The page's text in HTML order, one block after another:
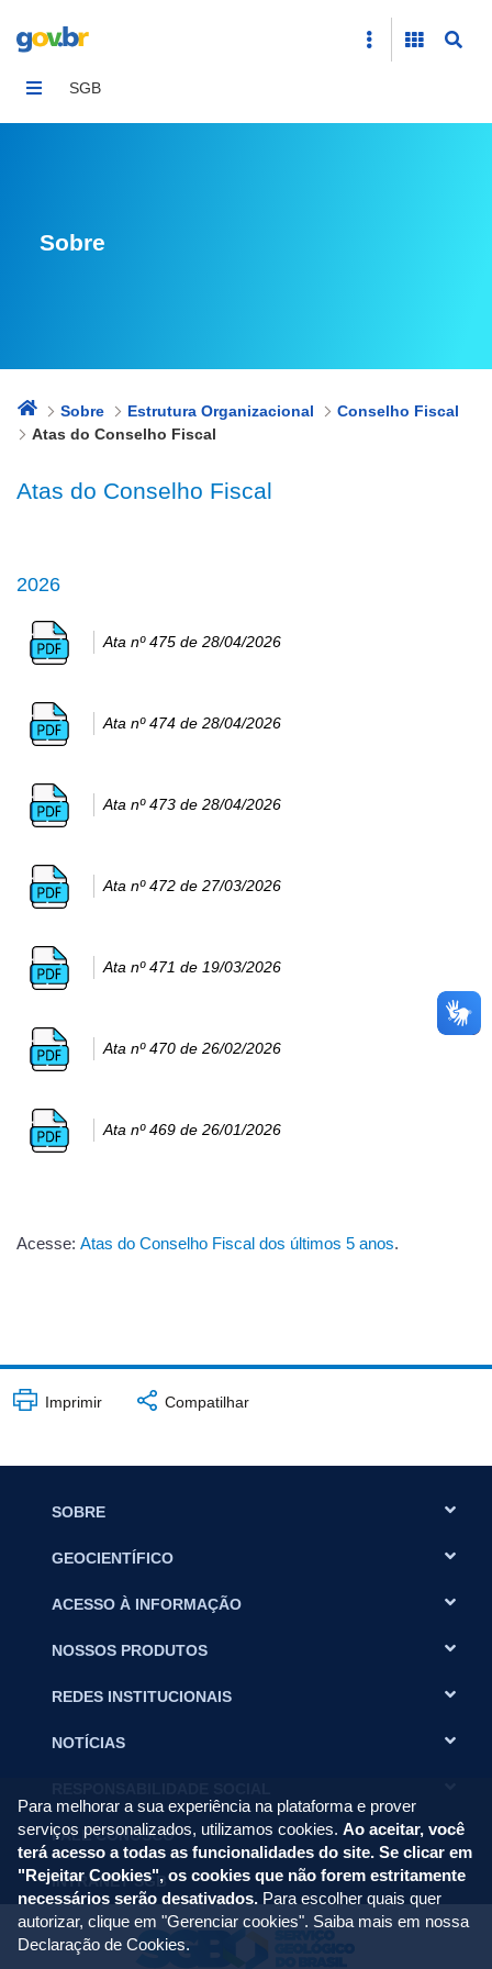
SGB
Sobre
Sobre Estrutura Organizacional
Conselho Fiscal
Atas do Conselho Fiscal
Atas do Conselho Fiscal
2026
Ata nº 475 de 28/04/2026
Ata nº 474 de 28/04/2026
Ata nº 473 de 28/04/2026
Ata nº 472 de 27/03/2026
Ata nº 471 de 19/03/2026
Ata nº 470 de 26/02/2026
Ata nº 469 de 26/01/2026
Acesse: Atas do Conselho Fiscal dos últimos 5 anos.
Imprimir Compatilhar
SOBRE
GEOCIENTÍFICO
ACESSO À INFORMAÇÃO
NOSSOS PRODUTOS
REDES INSTITUCIONAIS
NOTÍCIAS
FALE CONOSCO
INTRANET SGB
Para melhorar a sua experiência na plataforma e prover
serviços personalizados, utilizamos cookies. Ao aceitar, você
terá acesso a todas as funcionalidades do site. Se clicar em
"Rejeitar Cookies", os cookies que não forem estritamente
necessários serão desativados. Para escolher quais quer
autorizar, clique em "Gerenciar cookies". Saiba mais em nossa
Declaração de Cookies.